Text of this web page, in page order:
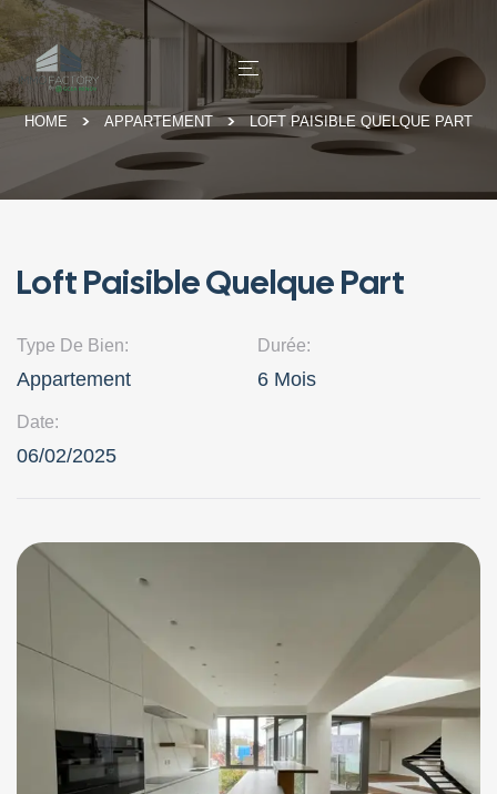
HOME APPARTEMENT LOFT PAISIBLE QUELQUE PART
Loft Paisible Quelque Part
Type De Bien:
Appartement
Durée:
6 Mois
Date:
06/02/2025